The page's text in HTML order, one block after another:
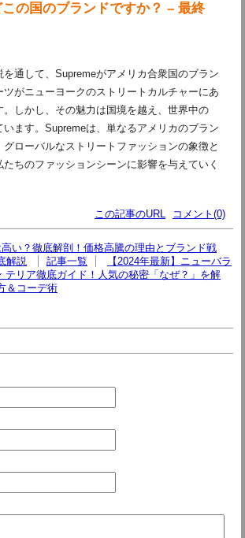
の国のブランドですか？ – 最終
を通して、Supremeがアメリカ合衆国のブラン
ツがニューヨークのストリートカルチャーにあ
。しかし、その魅力は国境を越え、世界中の
います。Supremeは、単なるアメリカのブラン
グローバルなストリートファッションの象徴と
たちのファッションシーンに影響を与えていく
この記事のURL コメント(0)
い？徹底解剖！価格高騰の理由とブランド戦
解説
記事一覧
【2024年最新】ニューバラ
テリア徹底ガイド！人気の秘密「なぜ？」を解
＆コーデ術